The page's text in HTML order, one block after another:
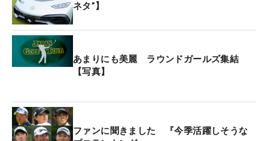
ネタ”】
あまりにも美麗 ラウンドガールズ集結
【写真】
ファンに聞きました 『今季活躍しそうな